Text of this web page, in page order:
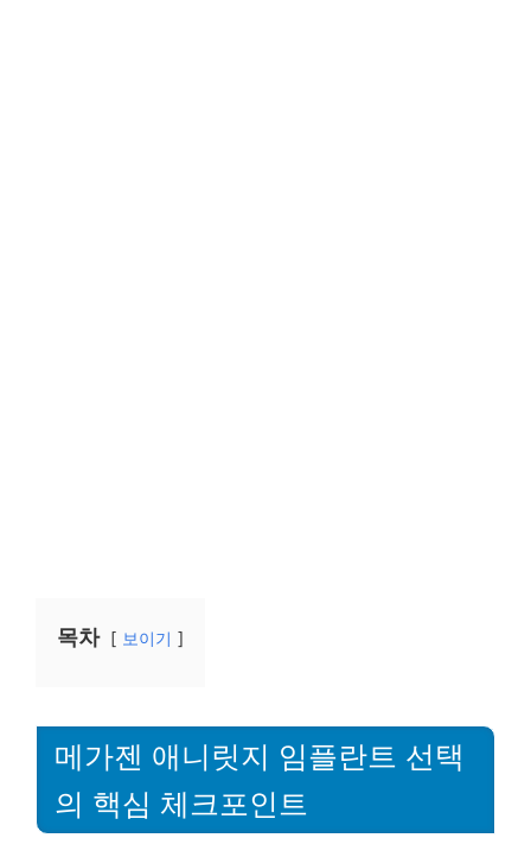
목차 보이기
메가젠 애니릿지 임플란트 선택
의 핵심 체크포인트